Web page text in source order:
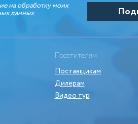
на обработку моих
данныx
Посетителям
Поставщикам
Дилерам
Видео тур